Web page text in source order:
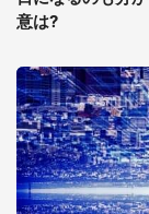
意は?